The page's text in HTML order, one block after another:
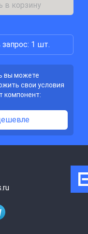
в корзину
1 шт.
вы можете
свои условия
компонент: